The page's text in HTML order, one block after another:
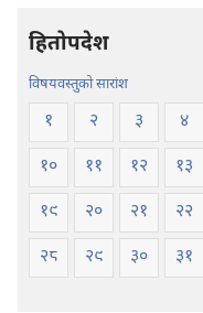
हितोपदेश
विषयवस्तुको सारांश
१ २ ३ ४
१०
११ १२ १३
१९
२० २१ २२
२८
२९ ३० ३१